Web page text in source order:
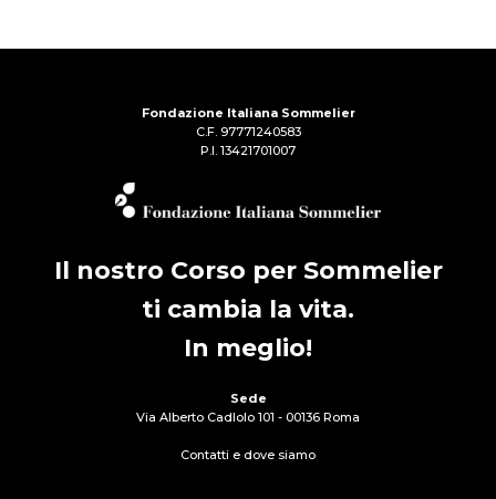
Fondazione Italiana Sommelier
C.F. 97771240583
P.I. 13421701007
Il nostro Corso per Sommelier
ti cambia la vita.
In meglio!
Sede
Via Alberto Cadlolo 101 - 00136 Roma
Contatti e dove siamo